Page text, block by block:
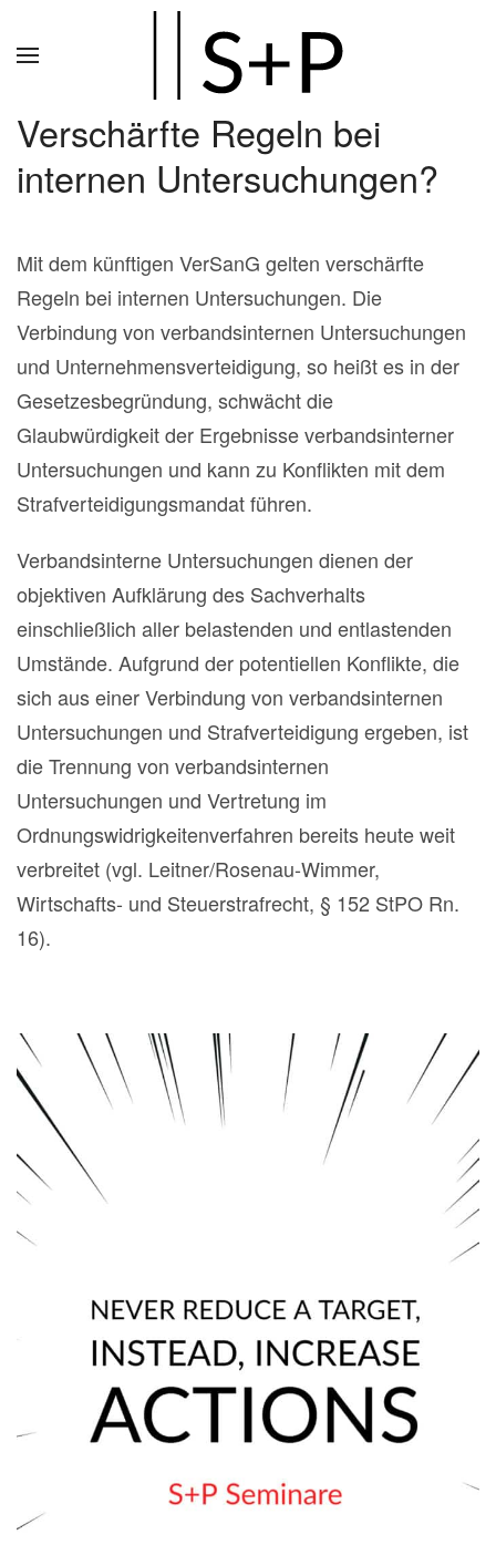
Verschärfte Regeln bei
internen Untersuchungen?
Mit dem künftigen VerSanG gelten verschärfte
Regeln bei internen Untersuchungen. Die
Verbindung von verbandsinternen Untersuchungen
und Unternehmensverteidigung, so heißt es in der
Gesetzesbegründung, schwächt die
Glaubwürdigkeit der Ergebnisse verbandsinterner
Untersuchungen und kann zu Konflikten mit dem
Strafverteidigungsmandat führen.
Verbandsinterne Untersuchungen dienen der
objektiven Aufklärung des Sachverhalts
einschließlich aller belastenden und entlastenden
Umstände. Aufgrund der potentiellen Konflikte, die
sich aus einer Verbindung von verbandsinternen
Untersuchungen und Strafverteidigung ergeben, ist
die Trennung von verbandsinternen
Untersuchungen und Vertretung im
Ordnungswidrigkeitenverfahren bereits heute weit
verbreitet (vgl. Leitner/Rosenau-Wimmer,
Wirtschafts- und Steuerstrafrecht, § 152 StPO Rn.
16).